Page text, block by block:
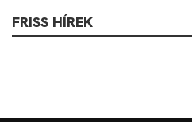
FRISS HÍREK